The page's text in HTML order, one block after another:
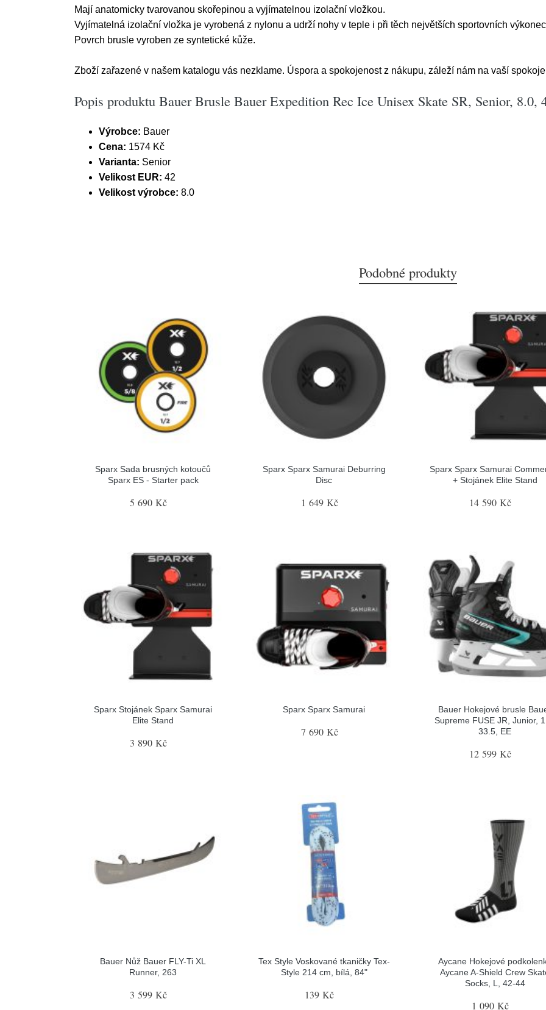
Mají anatomicky tvarovanou skořepinou a vyjímatelnou izolační vložkou.
Vyjímatelná izolační vložka je vyrobená z nylonu a udrží nohy v teple i při těch největších sportovních
Povrch brusle vyroben ze syntetické kůže.
Zboží zařazené v našem katalogu vás nezklame. Úspora a spokojenost z nákupu, záleží nám na vaší
Popis produktu Bauer Brusle Bauer Expedition Rec Ice Unisex Skate SR, Senior, 8.0,
Výrobce: Bauer
Cena: 1574 Kč
Varianta: Senior
Velikost EUR: 42
Velikost výrobce: 8.0
Podobné produkty
Sparx Sada brusných kotoučů
Sparx ES - Starter pack
5 690 Kč
Sparx Sparx Samurai Deburring
Disc
1 649 Kč
Sparx Sparx Samurai
+ Stojánek Elite Stand
14 590 Kč
Sparx Stojánek Sparx Samurai
Elite Stand
3 890 Kč
Sparx Sparx Samurai
7 690 Kč
Bauer Hokejové brusle
Supreme FUSE JR, Junior,
33.5, EE
12 599 Kč
Bauer Nůž Bauer FLY-Ti XL
Runner, 263
3 599 Kč
Tex Style Voskované tkaničky Tex-
Style 214 cm, bílá, 84"
139 Kč
Aycane Hokejové
Aycane A-Shield Crew
Socks, L, 42-44
1 090 Kč